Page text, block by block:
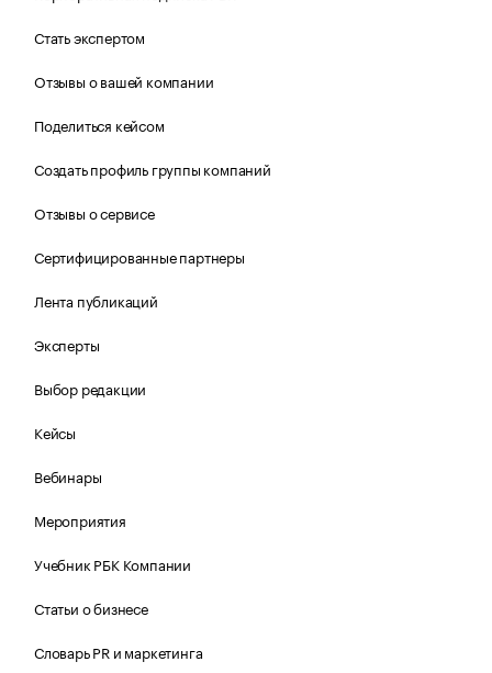
Стать экспертом
Отзывы о вашей компании
Поделиться кейсом
Создать профиль группы компаний
Отзывы о сервисе
Сертифицированные партнеры
Лента публикаций
Эксперты
Выбор редакции
Кейсы
Вебинары
Мероприятия
Учебник РБК Компании
Статьи о бизнесе
Словарь PR и маркетинга